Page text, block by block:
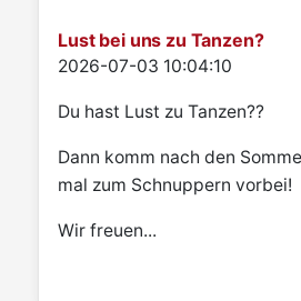
Lust bei uns zu Tanzen?
Details
2026-07-03 10:04:10
Du hast Lust zu Tanzen??
Dann komm nach den
mal zum Schnuppern vorbei!
Wir freuen...